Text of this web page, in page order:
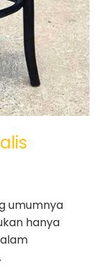
umumnya
hanya